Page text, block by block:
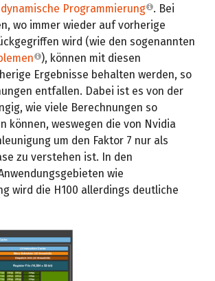
dynamische Programmierung
. Bei
wo immer wieder auf vorherige
wird (wie den sogenannten
), können mit diesen
Ergebnisse behalten werden, so
entfallen. Dabei ist es von der
wie viele Berechnungen so
können, weswegen die von Nvidia
um den Faktor 7 nur als
zu verstehen ist. In den
wie
wird die H100 allerdings deutliche